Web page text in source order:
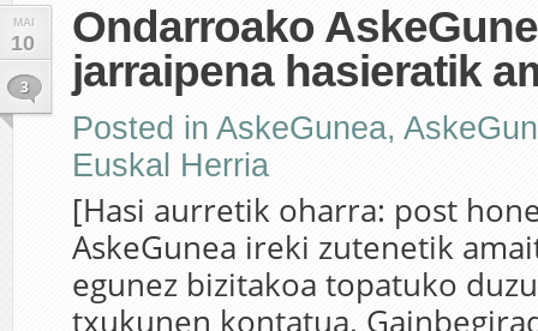
MAI
10
3
Ondarroako
jarraipena hasieratik
Posted in AskeGunea,
Euskal Herria
[Hasi aurretik oharra: post
AskeGunea ireki zutenetik
egunez bizitakoa topatuko
txukunen kontatua.